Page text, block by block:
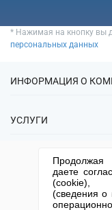
* Нажимая на кнопку вы
персональных данных
ИНФОРМАЦИЯ О
О нас
Спецпредложения
УСЛУГИ
Продажа фирм
Регистрация
Ликвидация
КОНТАКТНАЯ
+7 (495) 740-38-07
(По Москве)
Продолжая
даете
(cookie),
(сведения о